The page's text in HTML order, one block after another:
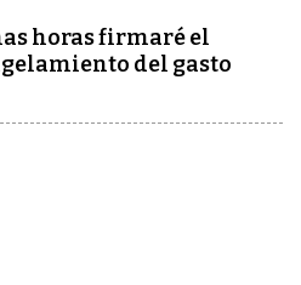
horas firmaré el
del gasto